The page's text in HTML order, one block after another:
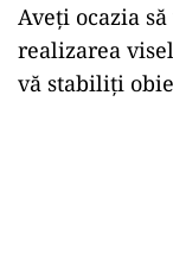
Aveți ocazia
realizarea
vă stabiliți